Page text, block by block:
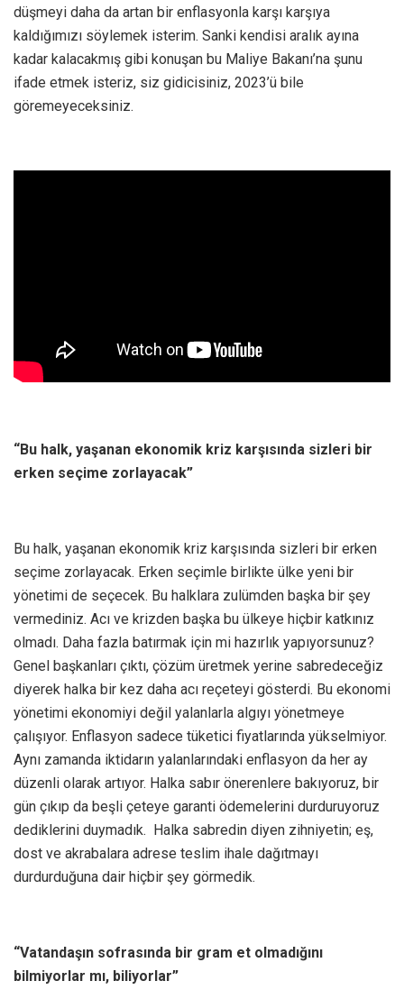
düşmeyi daha da artan bir enflasyonla karşı karşıya
kaldığımızı söylemek isterim. Sanki kendisi aralık ayına
kadar kalacakmış gibi konuşan bu Maliye Bakanı’na şunu
ifade etmek isteriz, siz gidicisiniz, 2023’ü bile
göremeyeceksiniz.
“Bu halk, yaşanan ekonomik kriz karşısında sizleri bir
erken seçime zorlayacak”
Bu halk, yaşanan ekonomik kriz karşısında sizleri bir erken
seçime zorlayacak. Erken seçimle birlikte ülke yeni bir
yönetimi de seçecek. Bu halklara zulümden başka bir şey
vermediniz. Acı ve krizden başka bu ülkeye hiçbir katkınız
olmadı. Daha fazla batırmak için mi hazırlık yapıyorsunuz?
Genel başkanları çıktı, çözüm üretmek yerine sabredeceğiz
diyerek halka bir kez daha acı reçeteyi gösterdi. Bu ekonomi
yönetimi ekonomiyi değil yalanlarla algıyı yönetmeye
çalışıyor. Enflasyon sadece tüketici fiyatlarında yükselmiyor.
Aynı zamanda iktidarın yalanlarındaki enflasyon da her ay
düzenli olarak artıyor. Halka sabır önerenlere bakıyoruz, bir
gün çıkıp da beşli çeteye garanti ödemelerini durduruyoruz
dediklerini duymadık. Halka sabredin diyen zihniyetin; eş,
dost ve akrabalara adrese teslim ihale dağıtmayı
durdurduğuna dair hiçbir şey görmedik.
“Vatandaşın sofrasında bir gram et olmadığını
bilmiyorlar mı, biliyorlar”